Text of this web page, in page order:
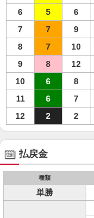
6
5 6
7
7 9
8
7 10
9
8 12
10
6 8
11
6 7
12
2 2
払戻金
種類
単勝